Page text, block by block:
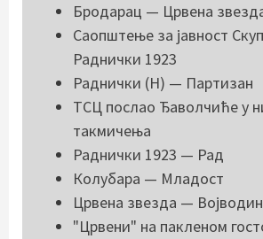
Бродарац — Црвена
Саопштење за јавност
Раднички 1923
Раднички (Н) — Партизан
ТСЦ послао Ђаволчиће у
такмичења
Раднички 1923 — Рад
Колубара — Младост
Црвена звезда —
"Црвени" на пакленом